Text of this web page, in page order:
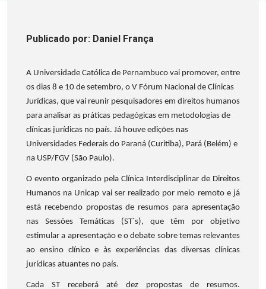
Publicado por: Daniel França
A Universidade Católica de Pernambuco vai promover, entre
os dias 8 e 10 de setembro, o V Fórum Nacional de Clínicas
Jurídicas, que vai reunir pesquisadores em direitos humanos
para analisar as práticas pedagógicas em metodologias de
clínicas jurídicas no país. Já houve edições nas
Universidades Federais do Paraná (Curitiba), Pará (Belém) e
na USP/FGV (São Paulo).
O evento organizado pela Clínica Interdisciplinar de Direitos
Humanos na Unicap vai ser realizado por meio remoto e já
está recebendo propostas de resumos para apresentação
nas Sessões Temáticas (ST´s), que têm por objetivo
estimular a apresentação e o debate sobre temas relevantes
ao ensino clínico e às experiências das diversas clínicas
jurídicas atuantes no país.
Cada ST receberá até dez propostas de resumos.